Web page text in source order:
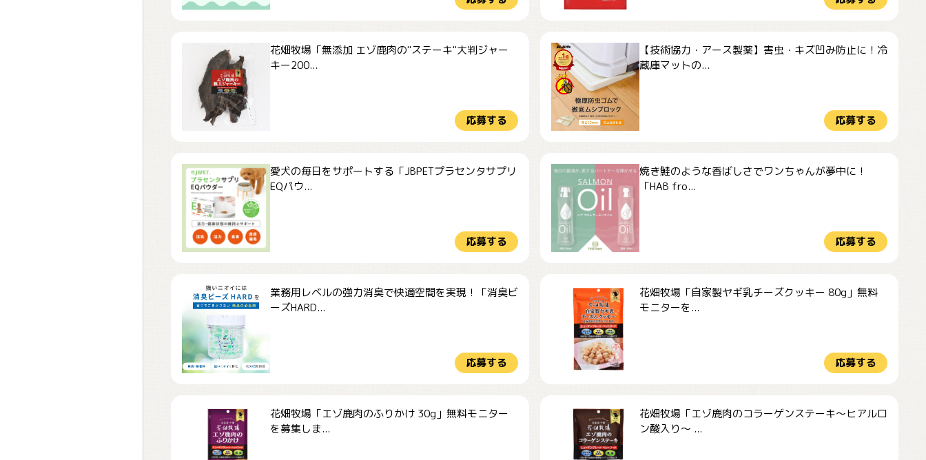
花畑牧場「無添加 エゾ鹿肉の"ステーキ"大判ジャー
キー200...
応募する
【技術協力・アース製薬】害虫・キズ凹み防止に！冷
蔵庫マットの...
応募する
愛犬の毎日をサポートする「JBPETプラセンタサプリ
EQパウ...
応募する
焼き鮭のような香ばしさでワンちゃんが夢中に！
「HAB fro...
応募する
業務用レベルの強力消臭で快適空間を実現！「消臭ビ
ーズHARD...
応募する
花畑牧場「自家製ヤギ乳チーズクッキー 80g」無料
モニターを...
応募する
花畑牧場「エゾ鹿肉のふりかけ 30g」無料モニター
を募集しま...
花畑牧場「エゾ鹿肉のコラーゲンステーキ～ヒアルロ
ン酸入り～ ...